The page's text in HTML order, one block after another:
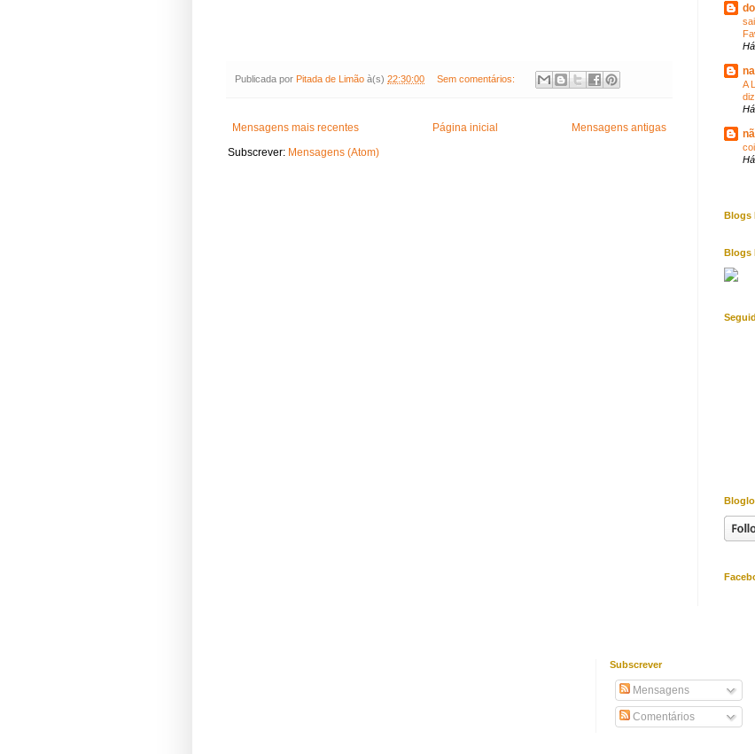
Publicada por Pitada de Limão à(s) 22:30:00 Sem comentários:
Mensagens mais recentes Mensagens antigas
Página inicial
Subscrever: Mensagens (Atom)
A
Blogs
Blogs
Subscrever
Mensagens
Comentários